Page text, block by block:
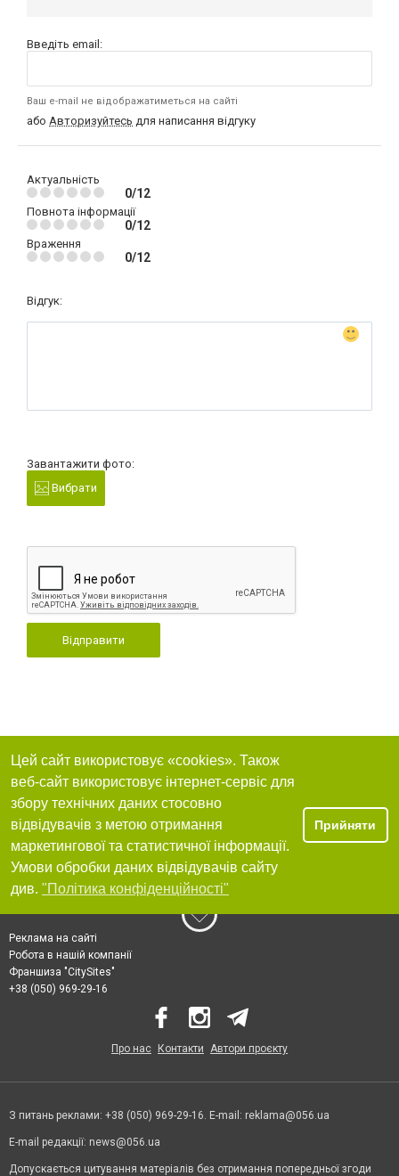
Введіть email:
Ваш e-mail не відображатиметься на сайті
або Авторизуйтесь для написання відгуку
Актуальність
0/12
Повнота інформації
0/12
Враження
0/12
Відгук:
Завантажити фото:
Вибрати
Відправити
Цей сайт використовує «cookies». Також
веб-сайт використовує інтернет-сервіс для
збору технічних даних стосовно
відвідувачів з метою отримання
маркетингової та статистичної інформації.
Умови обробки даних відвідувачів сайту
див. "Політика конфіденційності"
Прийняти
Реклама на сайті
Робота в нашій компанії
Франшиза "CitySites"
+38 (050) 969-29-16
Про нас Контакти Автори проєкту
З питань реклами: +38 (050) 969-29-16. E-mail: reklama@056.ua
E-mail редакції: news@056.ua
Допускається цитування матеріалів без отримання попередньої згоди